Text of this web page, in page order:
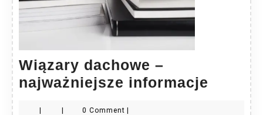
Wiązary dachowe –
najważniejsze informacje
| | 0 Comment |